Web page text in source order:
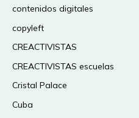
contenidos digitales
copyleft
CREACTIVISTAS
CREACTIVISTAS escuelas
Cristal Palace
Cuba